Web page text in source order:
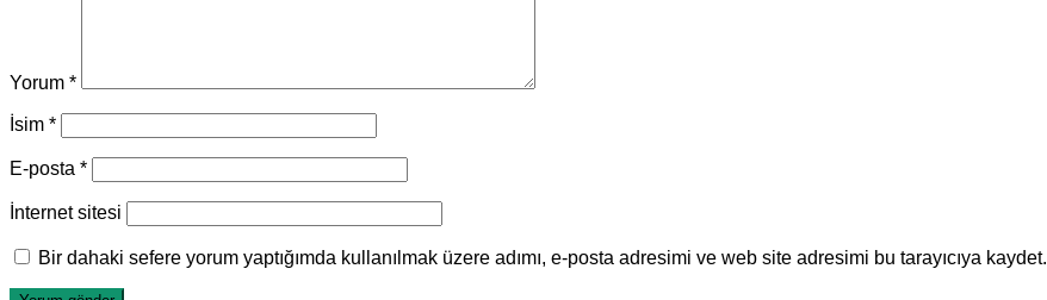
Yorum *
İsim *
E-posta *
İnternet sitesi
Bir dahaki sefere yorum yaptığımda kullanılmak üzere adımı, e-posta adresimi ve web site adresimi bu tarayıcıya kaydet.